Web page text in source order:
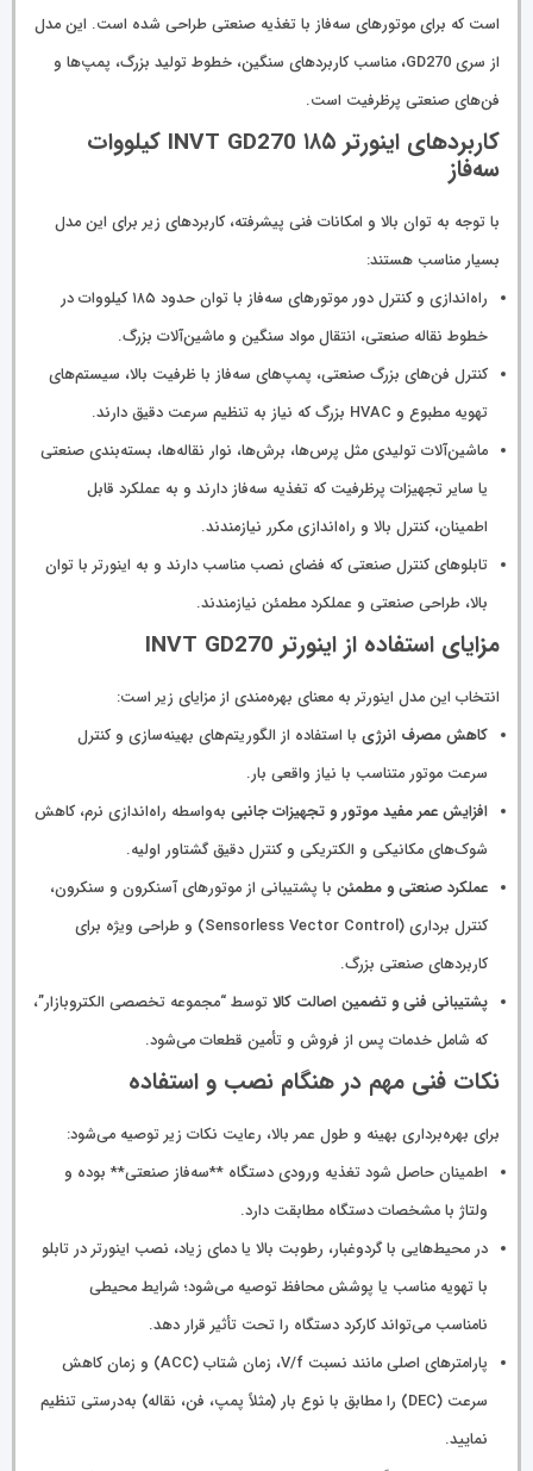
است که برای موتورهای سه‌فاز با تغذیه صنعتی طراحی شده است. این مدل
از سری GD270، مناسب کاربردهای سنگین، خطوط تولید بزرگ، پمپ‌ها و
فن‌های صنعتی پرظرفیت است.
کاربردهای اینورتر INVT GD270 ۱۸۵ کیلووات
سه‌فاز
با توجه به توان بالا و امکانات فنی پیشرفته، کاربردهای زیر برای این مدل
بسیار مناسب هستند:
راه‌اندازی و کنترل دور موتورهای سه‌فاز با توان حدود ۱۸۵ کیلووات در
خطوط نقاله صنعتی، انتقال مواد سنگین و ماشین‌آلات بزرگ.
کنترل فن‌های بزرگ صنعتی، پمپ‌های سه‌فاز با ظرفیت بالا، سیستم‌های
تهویه مطبوع و HVAC بزرگ که نیاز به تنظیم سرعت دقیق دارند.
ماشین‌آلات تولیدی مثل پرس‌ها، برش‌ها، نوار نقاله‌ها، بسته‌بندی صنعتی
یا سایر تجهیزات پرظرفیت که تغذیه سه‌فاز دارند و به عملکرد قابل
اطمینان، کنترل بالا و راه‌اندازی مکرر نیازمندند.
تابلوهای کنترل صنعتی که فضای نصب مناسب دارند و به اینورتر با توان
بالا، طراحی صنعتی و عملکرد مطمئن نیازمندند.
مزایای استفاده از اینورتر INVT GD270
انتخاب این مدل اینورتر به معنای بهره‌مندی از مزایای زیر است:
کاهش مصرف انرژی با استفاده از الگوریتم‌های بهینه‌سازی و کنترل
سرعت موتور متناسب با نیاز واقعی بار.
افزایش عمر مفید موتور و تجهیزات جانبی به‌واسطه راه‌اندازی نرم، کاهش
شوک‌های مکانیکی و الکتریکی و کنترل دقیق گشتاور اولیه.
عملکرد صنعتی و مطمئن با پشتیبانی از موتورهای آسنکرون و سنکرون،
کنترل برداری (Sensorless Vector Control) و طراحی ویژه برای
کاربردهای صنعتی بزرگ.
پشتیبانی فنی و تضمین اصالت کالا توسط “مجموعه تخصصی الکتروبازار”،
که شامل خدمات پس از فروش و تأمین قطعات می‌شود.
نکات فنی مهم در هنگام نصب و استفاده
برای بهره‌برداری بهینه و طول عمر بالا، رعایت نکات زیر توصیه می‌شود:
اطمینان حاصل شود تغذیه ورودی دستگاه **سه‌فاز صنعتی** بوده و
ولتاژ با مشخصات دستگاه مطابقت دارد.
در محیط‌هایی با گردوغبار، رطوبت بالا یا دمای زیاد، نصب اینورتر در تابلو
با تهویه مناسب یا پوشش محافظ توصیه می‌شود؛ شرایط محیطی
نامناسب می‌تواند کارکرد دستگاه را تحت تأثیر قرار دهد.
پارامترهای اصلی مانند نسبت V/f، زمان شتاب (ACC) و زمان کاهش
سرعت (DEC) را مطابق با نوع بار (مثلاً پمپ، فن، نقاله) به‌درستی تنظیم
نمایید.